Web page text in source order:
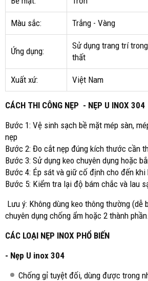
Màu sắc: Trắng - Vàng
Ứng dụng:
Sử dụng trang trí
thất
Xuất xứ: Việt Nam
CÁCH THI CÔNG NẸP - NẸP U INOX 304
Bước 1: Vệ sinh sạch bề mặt mép sàn,
nẹp
Bước 2: Đo cắt nẹp đúng kích thước cần
Bước 3: Sử dụng keo chuyên dụng hoặc
Bước 4: Ép sát và giữ cố định cho đến khi
Bước 5: Kiểm tra lại độ bám chắc và lau
Lưu ý: Không dùng keo thông thường (dễ
chuyên dụng chống ẩm hoặc 2 thành phần.
CÁC LOẠI NẸP INOX PHỔ BIẾN
- Nẹp U inox 304
Chống gỉ tuyệt đối, dùng được trong